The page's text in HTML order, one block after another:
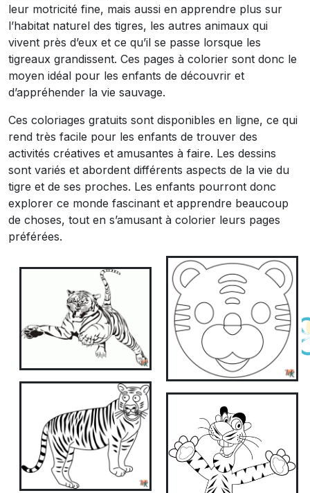
leur motricité fine, mais aussi en apprendre plus sur
l’habitat naturel des tigres, les autres animaux qui
vivent près d’eux et ce qu’il se passe lorsque les
tigreaux grandissent. Ces pages à colorier sont donc le
moyen idéal pour les enfants de découvrir et
d’appréhender la vie sauvage.
Ces coloriages gratuits sont disponibles en ligne, ce qui
rend très facile pour les enfants de trouver des
activités créatives et amusantes à faire. Les dessins
sont variés et abordent différents aspects de la vie du
tigre et de ses proches. Les enfants pourront donc
explorer ce monde fascinant et apprendre beaucoup
de choses, tout en s’amusant à colorier leurs pages
préférées.